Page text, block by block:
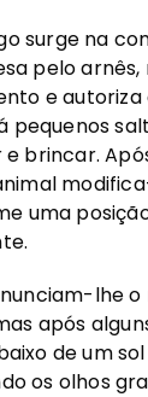
surge na
pelo
e
pequenos
brincar.
uma
lhe
após
de um
os olhos